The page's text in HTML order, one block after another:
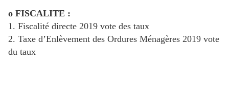
o FISCALITE :
1. Fiscalité directe 2019 vote des taux
2. Taxe d’Enlèvement des Ordures Ménagères 2019 vote
du taux